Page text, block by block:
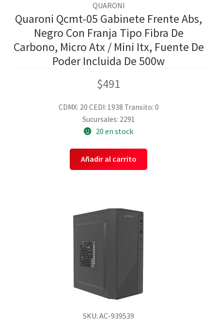
QUARONI
Quaroni Qcmt-05 Gabinete Frente Abs,
Negro Con Franja Tipo Fibra De
Carbono, Micro Atx / Mini Itx, Fuente De
Poder Incluida De 500w
$491
CDMX: 20 CEDI: 1938 Transito: 0
Sucursales: 2291
20 en stock
Añadir al carrito
SKU: AC-939539